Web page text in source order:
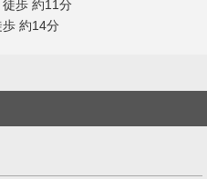
歩 約11分
約14分